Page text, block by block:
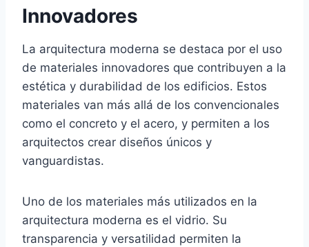
Innovadores
La arquitectura moderna se destaca por el uso
de materiales innovadores que contribuyen a la
estética y durabilidad de los edificios. Estos
materiales van más allá de los convencionales
como el concreto y el acero, y permiten a los
arquitectos crear diseños únicos y
vanguardistas.
Uno de los materiales más utilizados en la
arquitectura moderna es el vidrio. Su
transparencia y versatilidad permiten la